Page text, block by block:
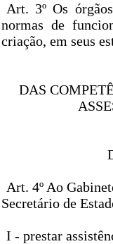
Art. 3º Os
normas de
criação, em seus
DAS
Art. 4º Ao
Secretário de
I - prestar